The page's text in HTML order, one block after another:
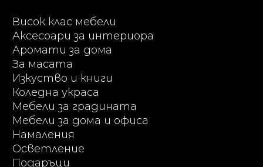
Висок клас мебели
Аксесоари за интериора
Аромати за дома
За масата
Изкуство и книги
Коледна украса
Мебели за градината
Мебели за дома и офиса
Намаления
Осветление
Подаръци